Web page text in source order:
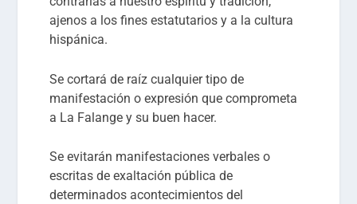
ajenos a los fines estatutarios y a la cultura
hispánica.
Se cortará de raíz cualquier tipo de
manifestación o expresión que comprometa
a La Falange y su buen hacer.
Se evitarán manifestaciones verbales o
escritas de exaltación pública de
determinados acontecimientos del